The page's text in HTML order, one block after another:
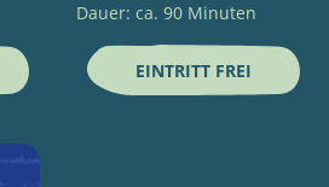
Dauer: ca. 90 Minuten
EINTRITT FREI